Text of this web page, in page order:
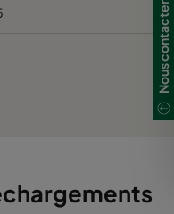
Nous contacter